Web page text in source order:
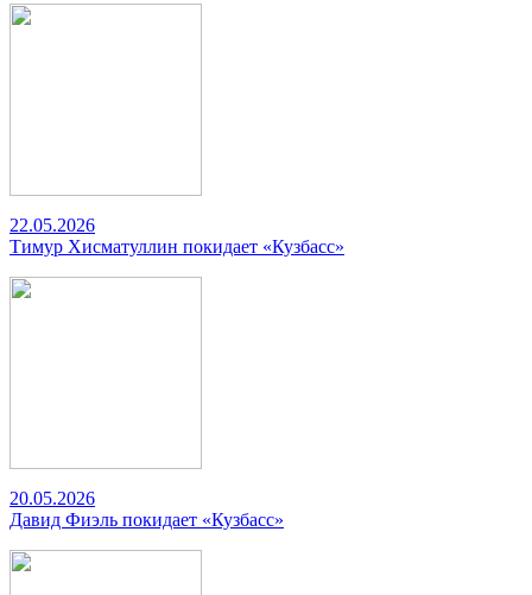
22.05.2026
Тимур Хисматуллин покидает «Кузбасс»
20.05.2026
Давид Фиэль покидает «Кузбасс»